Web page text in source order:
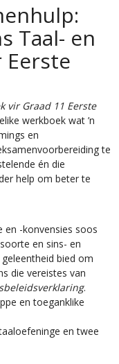
Taal- en
Eerste
vir Graad 11 Eerste
werkboek wat ’n
en
te
én die
help om beter te
en -konvensies soos
en sins- en
bied om
die vereistes van
.
en toeganklike
en twee